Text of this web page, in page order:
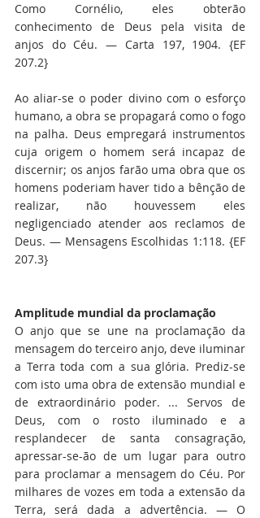
Como Cornélio, eles obterão
conhecimento de Deus pela visita de
anjos do Céu. — Carta 197, 1904. {EF
207.2}
Ao aliar-se o poder divino com o esforço
humano, a obra se propagará como o fogo
na palha. Deus empregará instrumentos
cuja origem o homem será incapaz de
discernir; os anjos farão uma obra que os
homens poderiam haver tido a bênção de
realizar, não houvessem eles
negligenciado atender aos reclamos de
Deus. — Mensagens Escolhidas 1:118. {EF
207.3}
Amplitude mundial da proclamação
O anjo que se une na proclamação da
mensagem do terceiro anjo, deve iluminar
a Terra toda com a sua glória. Prediz-se
com isto uma obra de extensão mundial e
de extraordinário poder. ... Servos de
Deus, com o rosto iluminado e a
resplandecer de santa consagração,
apressar-se-ão de um lugar para outro
para proclamar a mensagem do Céu. Por
milhares de vozes em toda a extensão da
Terra, será dada a advertência. — O